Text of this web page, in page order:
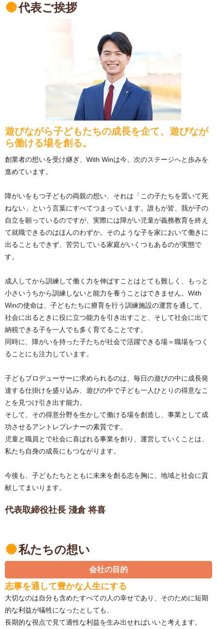
代表ご挨拶
遊びながら子どもたちの成長を企て、遊びなが
ら働ける場を創る。
創業者の想いを受け継ぎ、With Winは今、次のステージへと歩みを
進めています。
障がいをもつ子どもの両親の想い、それは「この子たちを置いて死
ねない」という言葉にすべてつまっています。誰もが皆、我が子の
自立を願っているのですが、実際には障がい児童が義務教育を終え
て就職できるのはほんのわずか。そのような子を家において働きに
出ることもできず、苦労している家庭がいくつもあるのが実態で
す。
成人してから訓練して働く力を伸ばすことはとても難しく、もっと
小さいうちから訓練しないと能力を養うことはできません。With
Winの使命は、子どもたちに療育を行う訓練施設の運営を通して、
社会に出るときに役に立つ能力を引き出すこと、そして社会に出て
納税できる子を一人でも多く育てることです。
同時に、障がいを持った子たちが社会で活躍できる場＝職場をつく
ることにも注力しています。
子どもプロデューサーに求められるのは、毎日の遊びの中に成長発
達する仕掛けを盛り込み、遊びの中で子ども一人ひとりの得意なこ
とを見つけ引き出す能力。
そして、その得意分野を生かして働ける場を創造し、事業として成
功させるアントレプレナーの素質です。
児童と職員とで社会に喜ばれる事業を創り、運営していくことは、
私たち自身の成長にもつながります。
今後も、子どもたちとともに未来を創る志を胸に、地域と社会に貢
献してまいります。
代表取締役社長 淺倉 将喜
私たちの想い
会社の目的
志事を通して豊かな人生にする
大切なのは自分も含めたすべての人の幸せであり、そのために短期
的な利益が犠牲になったとしても、
長期的な視点で見て適性な利益を生み出せればいいと考えます。